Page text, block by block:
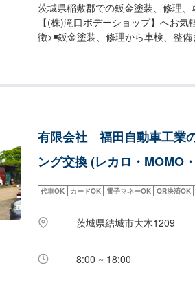
茨城県稲敷郡での鈑金塗装、修理
【(株)滝口ボデーショップ】へお
徴>◾鈑金塗装、修理から車検、整
の絶対の自信。とにかく安心してお
応じたパーソナルメニューを提案
もちろん、お客様目線での最善のメ
プライド。お客様それぞれのニーズ
積りにご納得いただければ作業開始
期は前後する場合がございます。予
の注意、受付方法-----入庫の際はお
有限会社 福田自動車工業
ング交換 (レカロ・MOMO
代車OK カードOK 電子マネーOK QR決済OK
茨城県結城市大木1209
8:00 ~ 18:00